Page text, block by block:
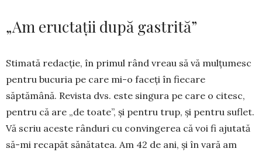
„Am eructații după gastrită”
Stimată redacție, în primul rând vreau să vă mulțumesc
pen­tru bucuria pe care mi-o faceți în fiecare
săptămână. Revista dvs. este singura pe care o citesc,
pentru că are „de toate”, și pen­tru trup, și pentru suflet.
Vă scriu aceste rânduri cu convin­gerea că voi fi ajutată
să-mi re­ca­păt sănătatea. Am 42 de ani, și în vară am